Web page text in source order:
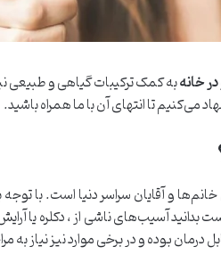
خانهبه کمک ترکیبات گیاهی و طبیعی
می‌کنیم تا انتهای آن با ما همراه باشید.
و آقایان سراسر دنیا است. با
بدانید آسیب‌های ناشی از ، دکلره یا
درمان بوده و در برخی موارد نیز نیاز